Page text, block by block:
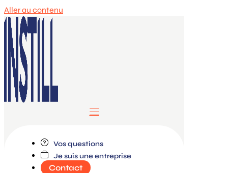
Aller au contenu
Vos questions
Je suis une entreprise
Contact
Nos campus